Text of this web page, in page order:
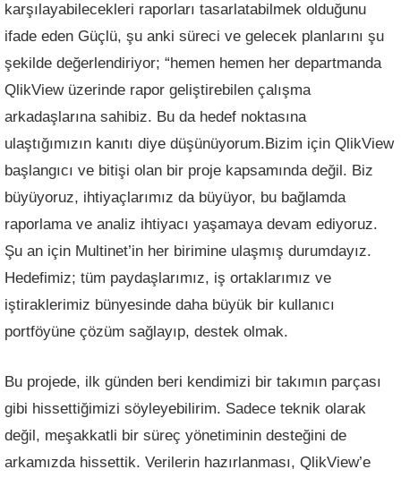
karşılayabilecekleri raporları tasarlatabilmek olduğunu
ifade eden Güçlü, şu anki süreci ve gelecek planlarını şu
şekilde değerlendiriyor; “hemen hemen her departmanda
QlikView üzerinde rapor geliştirebilen çalışma
arkadaşlarına sahibiz. Bu da hedef noktasına
ulaştığımızın kanıtı diye düşünüyorum.Bizim için QlikView
başlangıcı ve bitişi olan bir proje kapsamında değil. Biz
büyüyoruz, ihtiyaçlarımız da büyüyor, bu bağlamda
raporlama ve analiz ihtiyacı yaşamaya devam ediyoruz.
Şu an için Multinet’in her birimine ulaşmış durumdayız.
Hedefimiz; tüm paydaşlarımız, iş ortaklarımız ve
iştiraklerimiz bünyesinde daha büyük bir kullanıcı
portföyüne çözüm sağlayıp, destek olmak.
Bu projede, ilk günden beri kendimizi bir takımın parçası
gibi hissettiğimizi söyleyebilirim. Sadece teknik olarak
değil, meşakkatli bir süreç yönetiminin desteğini de
arkamızda hissettik. Verilerin hazırlanması, QlikView’e